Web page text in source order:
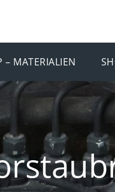
– MATERIALIEN